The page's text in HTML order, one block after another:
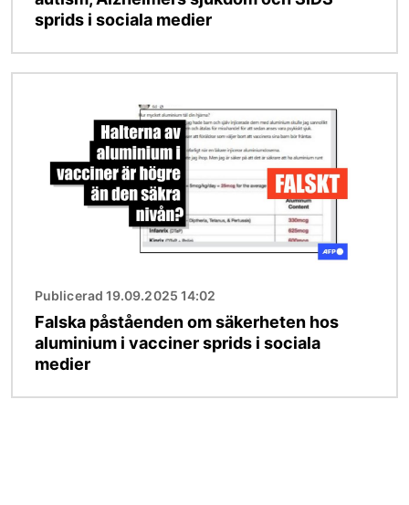
sprids i sociala medier
Publicerad 19.09.2025 14:02
Falska påståenden om säkerheten hos
aluminium i vacciner sprids i sociala
medier